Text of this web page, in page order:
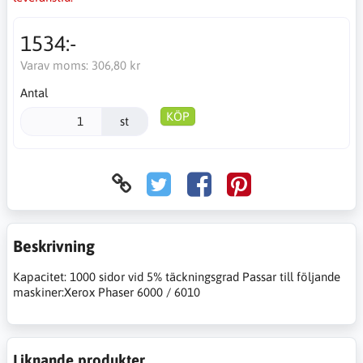
1534:-
Varav moms: 306,80 kr
Antal
st KÖP
Beskrivning
Kapacitet: 1000 sidor vid 5% täckningsgrad Passar till följande
maskiner:Xerox Phaser 6000 / 6010